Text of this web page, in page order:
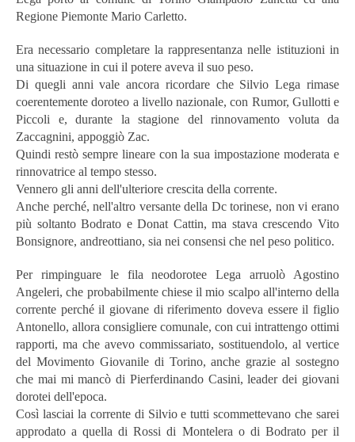
Regione Piemonte Mario Carletto.
Era necessario completare la rappresentanza nelle istituzioni in
una situazione in cui il potere aveva il suo peso.
Di quegli anni vale ancora ricordare che Silvio Lega rimase
coerentemente doroteo a livello nazionale, con Rumor, Gullotti e
Piccoli e, durante la stagione del rinnovamento voluta da
Zaccagnini, appoggiò Zac.
Quindi restò sempre lineare con la sua impostazione moderata e
rinnovatrice al tempo stesso.
Vennero gli anni dell'ulteriore crescita della corrente.
Anche perché, nell'altro versante della Dc torinese, non vi erano
più soltanto Bodrato e Donat Cattin, ma stava crescendo Vito
Bonsignore, andreottiano, sia nei consensi che nel peso politico.
Per rimpinguare le fila neodorotee Lega arruolò Agostino
Angeleri, che probabilmente chiese il mio scalpo all'interno della
corrente perché il giovane di riferimento doveva essere il figlio
Antonello, allora consigliere comunale, con cui intrattengo ottimi
rapporti, ma che avevo commissariato, sostituendolo, al vertice
del Movimento Giovanile di Torino, anche grazie al sostegno
che mai mi mancò di Pierferdinando Casini, leader dei giovani
dorotei dell'epoca.
Così lasciai la corrente di Silvio e tutti scommettevano che sarei
approdato a quella di Rossi di Montelera o di Bodrato per il